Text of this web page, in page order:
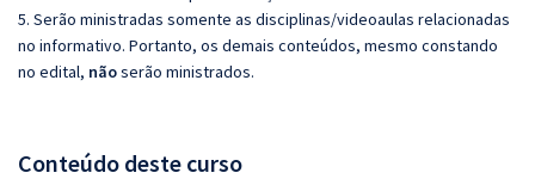
5. Serão ministradas somente as disciplinas/videoaulas relacionadas
no informativo. Portanto, os demais conteúdos, mesmo constando
no edital, nãoserão ministrados.
Conteúdo deste curso